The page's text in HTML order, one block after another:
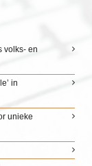
volks- en
in
unieke